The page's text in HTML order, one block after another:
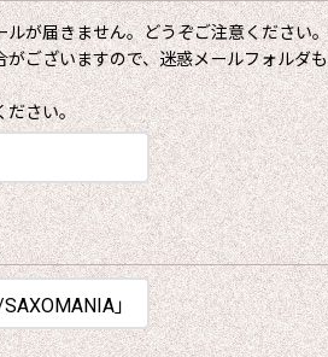
が届きません。どうぞご注意ください。
ございますので、迷惑メールフォルダ
ださい。